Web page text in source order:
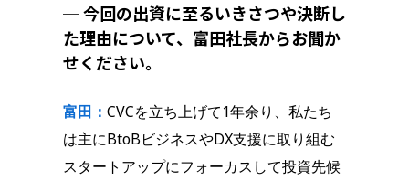
─ 今回の出資に至るいきさつや決断し
た理由について、富田社長からお聞か
せください。
富田： CVCを立ち上げて1年余り、私たち
は主にBtoBビジネスやDX支援に取り組む
スタートアップにフォーカスして投資先候